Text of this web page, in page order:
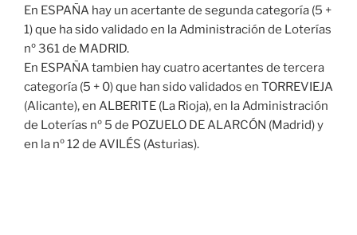
En ESPAÑA hay un acertante de segunda categoría (5 +
1) que ha sido validado en la Administración de Loterías
nº 361 de MADRID.
En ESPAÑA tambien hay cuatro acertantes de tercera
categoría (5 + 0) que han sido validados en TORREVIEJA
(Alicante), en ALBERITE (La Rioja), en la Administración
de Loterías nº 5 de POZUELO DE ALARCÓN (Madrid) y
en la nº 12 de AVILÉS (Asturias).